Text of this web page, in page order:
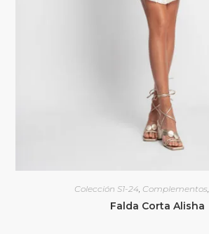
Colección S1-24, Complementos,
Falda Corta Alisha